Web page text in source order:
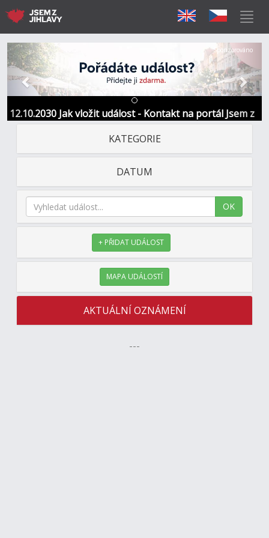
12.10.2030 Jak vložit událost - Kontakt na portál Jsem z
Jihlavy
Předchozí Další
Sponzorováno
KATEGORIE
DATUM
OK
+ PŘIDAT UDÁLOST
MAPA UDÁLOSTÍ
AKTUÁLNÍ OZNÁMENÍ
---